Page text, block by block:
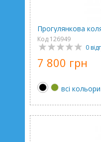
Прогулянкова
Код 126949
0
7 800 грн
всі кольори